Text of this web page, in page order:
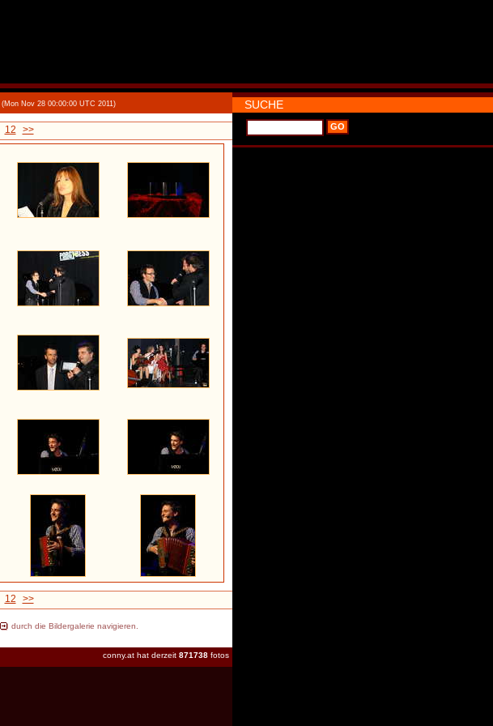
(Mon Nov 28 00:00:00 UTC 2011)
12 >>
12 >>
durch die Bildergalerie navigieren.
conny.at hat derzeit 871738 fotos
SUCHE